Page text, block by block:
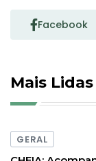
Facebook
Mais Lidas
GERAL